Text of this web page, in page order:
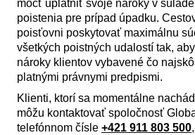
môcť uplatniť svoje nároky v
poistenia pre prípad úpadku.
poisťovni poskytovať maximálnu
všetkých poistných udalostí tak,
nároky klientov vybavené čo
platnými právnymi predpismi.
Klienti, ktorí sa momentálne
môžu kontaktovať spoločnosť
telefónnom čísle +421 911 803 500